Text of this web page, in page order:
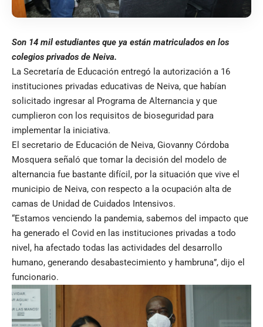
Son 14 mil estudiantes que ya están matriculados en los
colegios privados de Neiva.
La Secretaría de Educación entregó la autorización a 16
instituciones privadas educativas de Neiva, que habían
solicitado ingresar al Programa de Alternancia y que
cumplieron con los requisitos de bioseguridad para
implementar la iniciativa.
El secretario de Educación de Neiva, Giovanny Córdoba
Mosquera señaló que tomar la decisión del modelo de
alternancia fue bastante difícil, por la situación que vive el
municipio de Neiva, con respecto a la ocupación alta de
camas de Unidad de Cuidados Intensivos.
“Estamos venciendo la pandemia, sabemos del impacto que
ha generado el Covid en las instituciones privadas a todo
nivel, ha afectado todas las actividades del desarrollo
humano, generando desabastecimiento y hambruna”, dijo el
funcionario.